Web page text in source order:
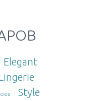
Elegant
Style